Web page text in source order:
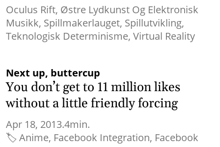
Oculus Rift Østre Lydkunst Og Elektronisk
Musikk Spillmakerlauget Spillutvikling
Teknologisk Determinisme Virtual Reality
Next up, buttercup
You don’t get to 11 million likes
without a little friendly forcing
Apr 18, 2013.4min.
🏷 Anime Facebook Integration Facebook